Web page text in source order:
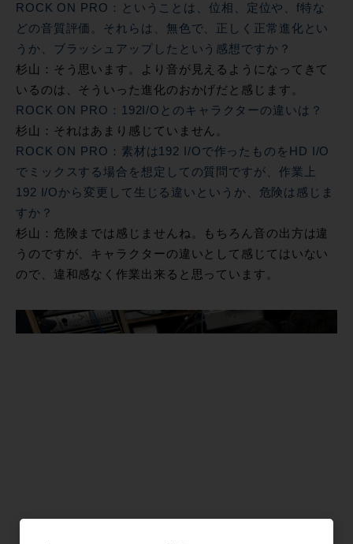
ROCK ON PRO：ということは、位相、定位や、f特な
どの音質評価。それらは、無色で、正しく正常進化とい
うか、ブラッシュアップしたという感想ですか？
杉山：そう思います。より音が見えるようになってきて
いるのは、そういった進化のおかげだと感じます。
ROCK ON PRO：192I/Oとのキャラクターの違いは？
杉山：それはあまり感じていません。
ROCK ON PRO：素材は192 I/Oで作ったものをHD I/O
でミックスする場合を想定しての質問ですが、作業上
192 I/Oから変更して生じる違いというか、危険は感じま
すか？
杉山：危険までは感じませんね。もちろん音の出方は違
うのですが、キャラクターの違いとして感じてはいない
ので、違和感なく作業出来ると思っています。